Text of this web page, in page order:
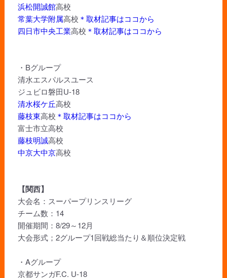
浜松開誠館高校
常葉大学附属高校 ＊取材記事はココから
四日市中央工業高校 ＊取材記事はココから
・Bグループ
清水エスパルスユース
ジュビロ磐田U-18
清水桜ケ丘高校
藤枝東高校 ＊取材記事はココから
富士市立高校
藤枝明誠高校
中京大中京高校
【関西】
大会名：スーパープリンスリーグ
チーム数：14
開催期間：8/29～12月
大会形式；2グループ1回戦総当たり＆順位決定戦
・Aグループ
京都サンガF.C. U-18